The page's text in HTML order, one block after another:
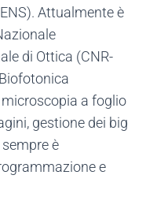
Attualmente è
di Ottica (CNR-
a foglio
gestione dei big
è
e